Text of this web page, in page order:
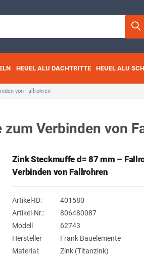
HEUEL ALU DACHTRITTE HEUEL ALU
von Fallrohren
Verbinden von
Zink Steckmuffe d= 87 mm –
Verbinden von Fallrohren
Artikel-ID:
401580
Artikel-Nr.:
806480087
Modell
62743
Hersteller
Frank Bauelemente
Material:
Zink (Titanzink)